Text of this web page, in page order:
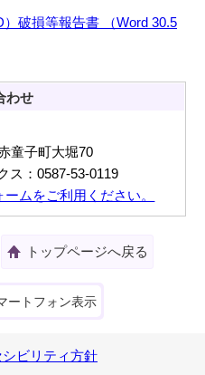
破損等報告書 （Word 30.5
わせ
童子町大堀70
ス：0587-53-0119
ムをご利用ください。
トップページへ戻る
ートフォン表示
ビリティ方針